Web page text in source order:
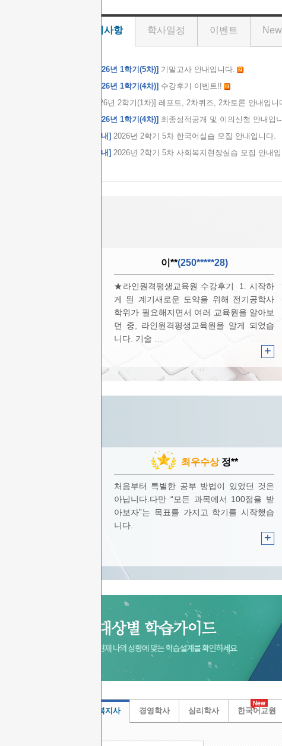
공지사항 학사일정 이벤트
[2026년 1학기(5차)] 기말고사 안내입니다.
[2026년 1학기(4차)] 수강후기 이벤트!!
2026년 2학기(1차)] 레포트, 2차퀴즈, 2차토론 안내입니
[2026년 1학기(4차)] 최종성적공개 및 이의신청 안내입
[안내] 2026년 2학기 5차 한국어실습 모집 안내입니다.
[안내] 2026년 2학기 5차 사회복지현장실습 모집 안내
이**(250*****28)
★라인원격평생교육원 수강후기 1. 시작하
게 된 계기새로운 도약을 위해 전기공학사
학위가 필요해지면서 여러 교육원을 알아보
던 중, 라인원격평생교육원을 알게 되었습
니다. 기술 …
+
최우수상 정**
처음부터 특별한 공부 방법이 있었던 것은
아닙니다.다만 “모든 과목에서 100점을 받
아보자”는 목표를 가지고 학기를 시작했습
니다.
+
사회복지사 경영학사 심리학사 한국어교원